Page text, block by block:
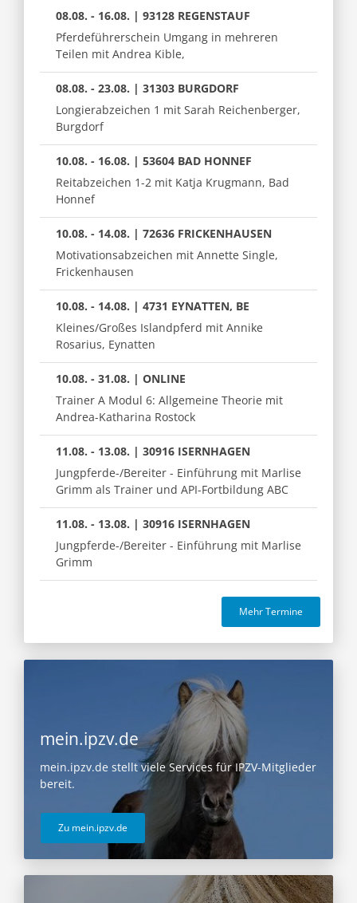
08.08. - 16.08. | 93128 REGENSTAUF
Pferdeführerschein Umgang in mehreren
Teilen mit Andrea Kible,
08.08. - 23.08. | 31303 BURGDORF
Longierabzeichen 1 mit Sarah Reichenberger,
Burgdorf
10.08. - 16.08. | 53604 BAD HONNEF
Reitabzeichen 1-2 mit Katja Krugmann, Bad
Honnef
10.08. - 14.08. | 72636 FRICKENHAUSEN
Motivationsabzeichen mit Annette Single,
Frickenhausen
10.08. - 14.08. | 4731 EYNATTEN, BE
Kleines/Großes Islandpferd mit Annike
Rosarius, Eynatten
10.08. - 31.08. | ONLINE
Trainer A Modul 6: Allgemeine Theorie mit
Andrea-Katharina Rostock
11.08. - 13.08. | 30916 ISERNHAGEN
Jungpferde-/Bereiter - Einführung mit Marlise
Grimm als Trainer und API-Fortbildung ABC
11.08. - 13.08. | 30916 ISERNHAGEN
Jungpferde-/Bereiter - Einführung mit Marlise
Grimm
Mehr Termine
mein.ipzv.de
mein.ipzv.de stellt viele Services für IPZV-Mitglieder
bereit.
Zu mein.ipzv.de